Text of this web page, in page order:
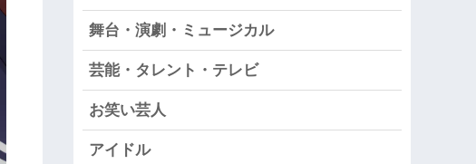
舞台・演劇・ミュージカル
芸能・タレント・テレビ
お笑い芸人
アイドル